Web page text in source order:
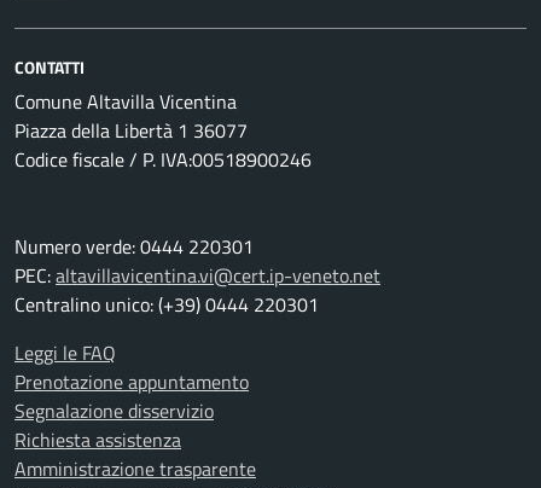
CONTATTI
Comune Altavilla Vicentina
Piazza della Libertà 1 36077
Codice fiscale / P. IVA:00518900246
Numero verde: 0444 220301
PEC:altavillavicentina.vi@cert.ip-veneto.net
Centralino unico: (+39) 0444 220301
Leggi le FAQ
Prenotazione appuntamento
Segnalazione disservizio
Richiesta assistenza
Amministrazione trasparente